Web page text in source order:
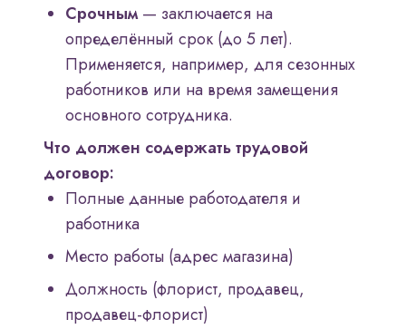
Срочным— заключается на
определённый срок (до 5 лет).
Применяется, например, для сезонных
работников или на время замещения
основного сотрудника.
Что должен содержать трудовой
договор:
Полные данные работодателя и
работника
Место работы (адрес магазина)
Должность (флорист, продавец,
продавец-флорист)